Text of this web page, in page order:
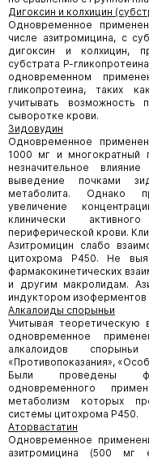
Дигоксин и колхицин
Одновременное
числе азитромицина, с
дигоксин и колхицин,
субстрата Р-
одновременном
гликопротеина, таких
учитывать возможность
сыворотке крови.
Зидовудин
Одновременное
1000 мг и многократный
незначительное
выведение почками
метаболита. Однако
увеличение
клинически
периферической крови.
Азитромицин слабо
цитохрома Р450. Не
фармакокинетических
и другим макролидам.
индуктором изоферментов
Алкалоиды спорыньи
Учитывая теоретическую
одновременное
алкалоидов
«Противопоказания»,
Были проведены
одновременного
метаболизм которых
системы цитохрома Р450.
Аторвастатин
Одновременное
азитромицина (500 мг